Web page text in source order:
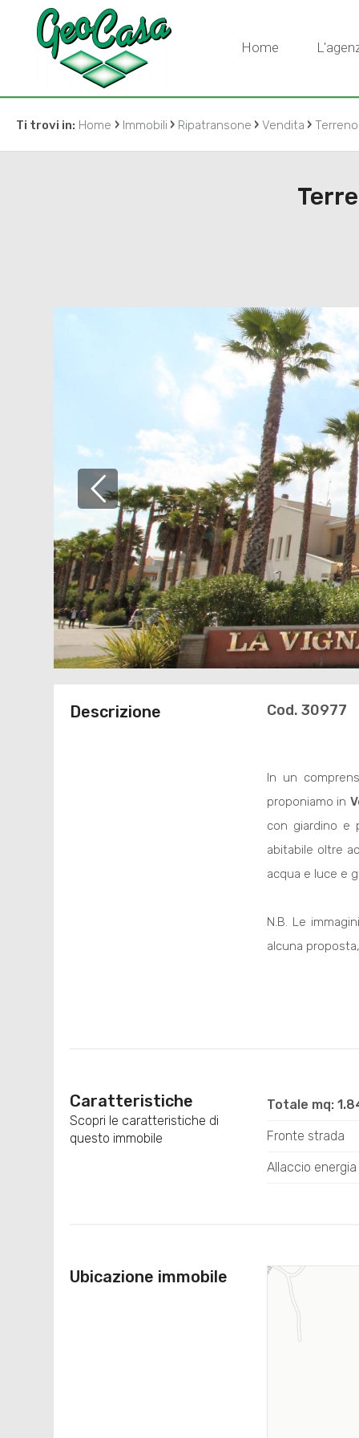
Home
Ti trovi in: Home › Immobili › Ripatransone › Vendita ›
Descrizione Cod. 30977
In un
proponiamo in
con giardino e
abitabile oltre
acqua e luce e
N.B. Le
alcuna
Caratteristiche
Scopri le caratteristiche di
questo immobile
Totale mq:
Fronte strada
Allaccio
Ubicazione immobile